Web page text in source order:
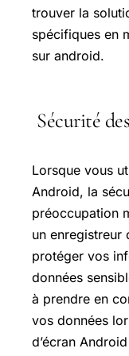
trouver la
spécifiques en
sur android.
Sécurité
Lorsque vous
Android, la
préoccupation
un enregistreur
protéger vos
données
à prendre en
vos données
d’écran